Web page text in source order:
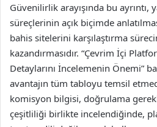
Güvenilirlik arayışında bu ayrıntı,
süreçlerinin açık biçimde
bahis sitelerini karşılaştırma
kazandırmasıdır. “Çevrim İçi
Detaylarını İncelemenin Önemi”
avantajın tüm tabloyu temsil
komisyon bilgisi, doğrulama
çeşitliliği birlikte incelendiğinde,